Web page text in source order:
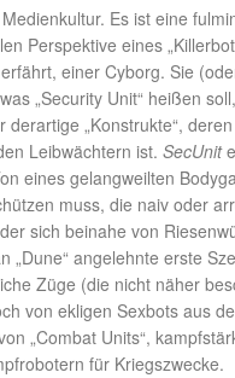
Es ist eine
Perspektive eines
einer Cyborg. Sie
„Security Unit“ heißen
derartige „Konstrukte“,
Leibwächtern ist. SecUnit
eines gelangweilten
muss, die naiv oder
sich beinahe von
„Dune“ angelehnte erste
Züge (die nicht näher
von ekligen Sexbots aus
„Combat Units“,
für Kriegszwecke.